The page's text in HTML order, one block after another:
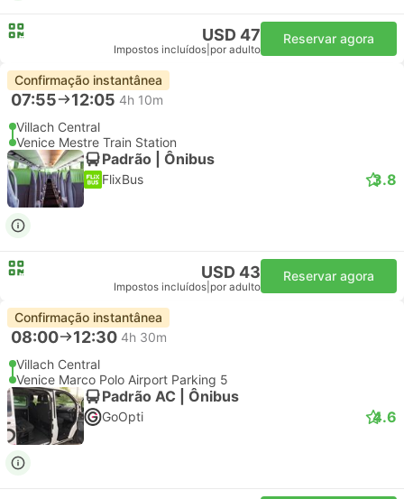
USD 47
Impostos incluídos por adulto
Reservar agora
Confirmação instantânea
07:55 12:05 4h 10m
Villach Central
Venice Mestre Train Station
Padrão | Ônibus
FlixBus 3.8
USD 43
Impostos incluídos por adulto
Reservar agora
Confirmação instantânea
08:00 12:30 4h 30m
Villach Central
Venice Marco Polo Airport Parking 5
Padrão AC | Ônibus
GoOpti 4.6